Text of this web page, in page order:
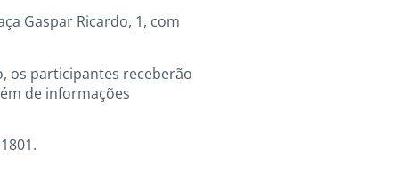
Gaspar Ricardo, 1, com
os participantes receberão
de informações